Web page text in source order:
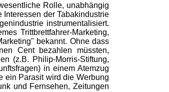
Rolle, unabhängig
der Tabakindustrie
instrumentalisiert.
Trittbrettfahrer-Marketing,
bekannt. Ohne dass
Cent bezahlen müssten,
(z.B. Philip-Morris-Stiftung,
in einem Atemzug
ein Parasit wird die Werbung
und Fernsehen, Zeitungen